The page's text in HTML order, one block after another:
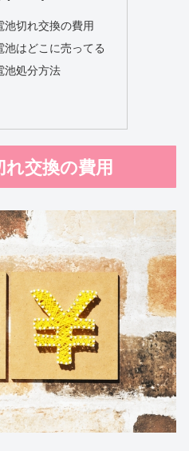
池切れ交換の費用
池はどこに売ってる
池処分方法
れ交換の費用